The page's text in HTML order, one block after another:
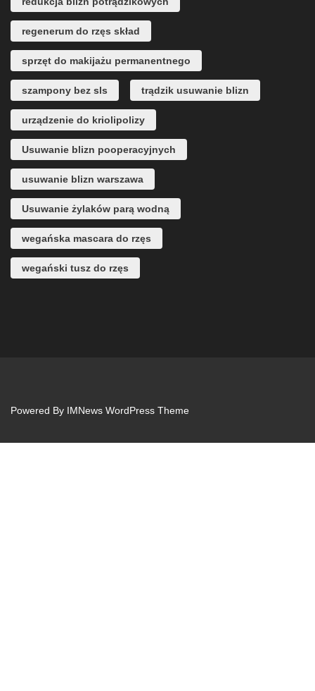
regenerum do rzęs skład
sprzęt do makijażu permanentnego
szampony bez sls trądzik usuwanie blizn
urządzenie do kriolipolizy
Usuwanie blizn pooperacyjnych
usuwanie blizn warszawa
Usuwanie żylaków parą wodną
wegańska mascara do rzęs
wegański tusz do rzęs
Powered By IMNews WordPress Theme